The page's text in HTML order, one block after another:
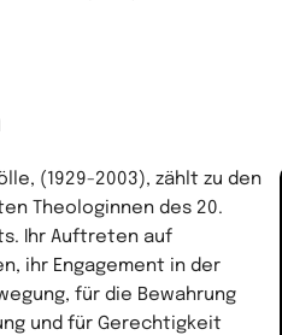
(1929-2003), zählt zu den
Theologinnen des 20.
Ihr Auftreten auf
ihr Engagement in der
für die Bewahrung
und für Gerechtigkeit